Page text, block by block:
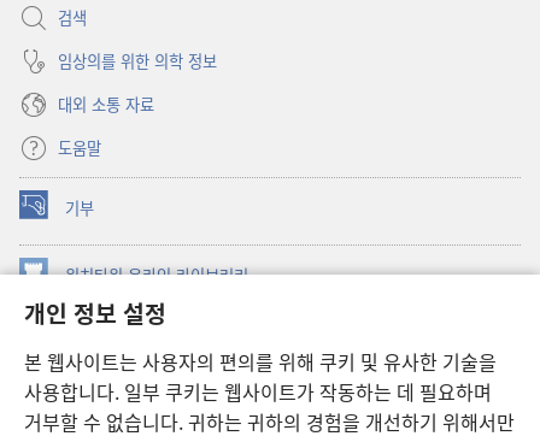
개인 정보 설정
본 웹사이트는 사용자의 편의를 위해 쿠키 및 유사한 기술을
사용합니다. 일부 쿠키는 웹사이트가 작동하는 데 필요하며
거부할 수 없습니다. 귀하는 귀하의 경험을 개선하기 위해서만
검색
임상의를 위한 의학 정보
대외 소통 자료
도움말
기부
(새로운
창
열기) 워치타워 온라인 라이브러리
창
JW Hub ®
창
열기) JW 라이브러리